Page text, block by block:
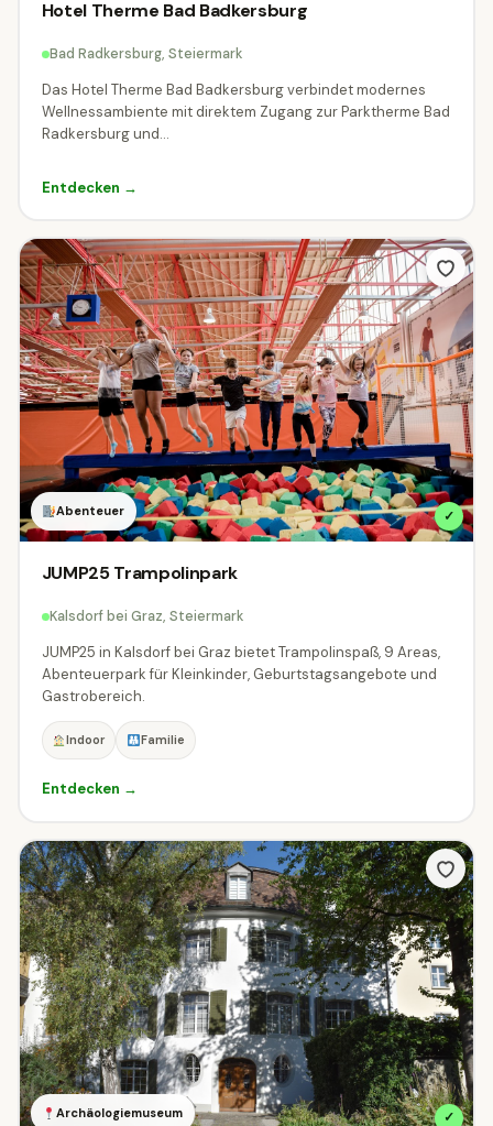
Hotel Therme Bad Badkersburg
Bad Radkersburg, Steiermark
Das Hotel Therme Bad Badkersburg verbindet modernes
Wellnessambiente mit direktem Zugang zur Parktherme Bad
Radkersburg und...
Entdecken →
Abenteuer ✓
JUMP25 Trampolinpark
Kalsdorf bei Graz, Steiermark
JUMP25 in Kalsdorf bei Graz bietet Trampolinspaß, 9 Areas,
Abenteuerpark für Kleinkinder, Geburtstagsangebote und
Gastrobereich.
Indoor Familie
Entdecken →
Archäologiemuseum ✓